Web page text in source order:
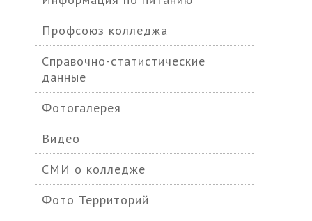
Профсоюз колледжа
Справочно-статистические
данные
Фотогалерея
Видео
СМИ о колледже
Фото Территорий